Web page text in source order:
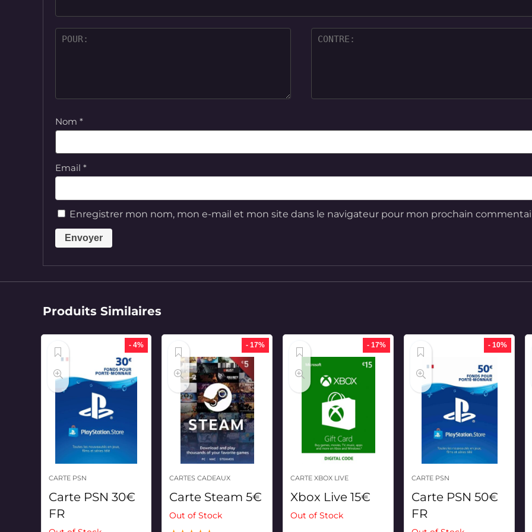
Nom *
Email *
Enregistrer mon nom, mon e-mail et mon site dans le navigateur pour mon prochain
Produits Similaires
- 4%
CARTE PSN
Carte PSN 30€
FR
- 17%
CARTES CADEAUX
Carte Steam 5€
Out of Stock
- 17%
CARTE XBOX LIVE
Xbox Live 15€
Out of Stock
- 10%
CARTE PSN
Carte PSN 50€
FR